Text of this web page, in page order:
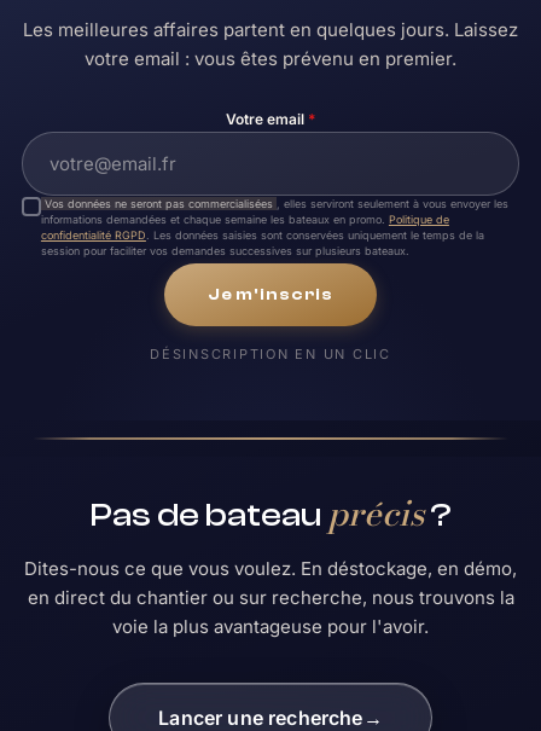
Les meilleures affaires partent en quelques jours. Laissez
votre email : vous êtes prévenu en premier.
Votre email *
Vos données ne seront pas commercialisées
, elles serviront seulement à vous envoyer les
informations demandées et chaque semaine les bateaux en promo. Politique de
confidentialité RGPD . Les données saisies sont conservées uniquement le temps de la
session pour faciliter vos demandes successives sur plusieurs bateaux.
Je m'inscris
DÉSINSCRIPTION EN UN CLIC
Pas de bateau précis?
Dites-nous ce que vous voulez. En déstockage, en démo,
en direct du chantier ou sur recherche, nous trouvons la
voie la plus avantageuse pour l'avoir.
Lancer une recherche →